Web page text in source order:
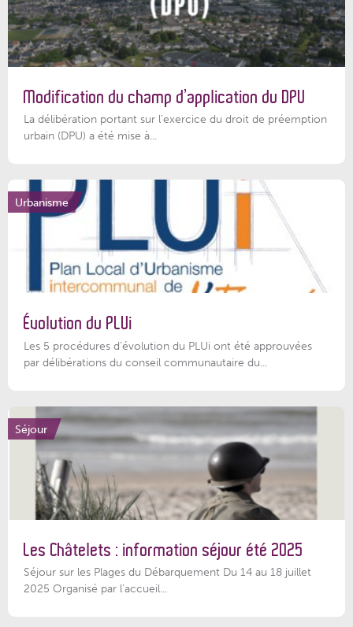
Modification du champ d’application du DPU
La délibération portant sur l’exercice du droit de préemption
urbain (DPU) a été mise à...
Urbanisme
Évolution du PLUi
Les 5 procédures d’évolution du PLUi ont été approuvées
par délibérations du conseil communautaire du...
Séjour
Les Châtelets : information séjour été 2025
Séjour sur les Plages du Débarquement Du 14 au 18 juillet
2025 Organisé par l’accueil...